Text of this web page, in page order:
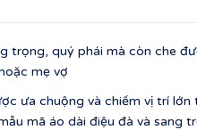
trọng, quý phái mà còn che
mẹ vợ
ưa chuộng và chiếm vị trí
mã áo dài điệu đà và sang